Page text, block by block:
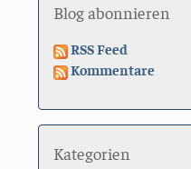
Blog abonnieren
RSS Feed
Kommentare
Kategorien